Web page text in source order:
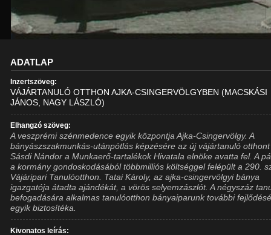
ADATLAP
Inzertszöveg:
VÁJÁRTANULÓ OTTHON AJKA-CSINGERVÖLGYBEN (MACSKÁSI
JÁNOS, NAGY LÁSZLÓ)
Elhangzó szöveg:
A veszprémi szénmedence egyik központja Ajka-Csingervölgy. A
bányászszakmunkás-utánpótlás képzésére az új vájártanuló otthont
Sásdi Nándor a Munkaerő-tartalékok Hivatala elnöke avatta fel. A
a kormány gondoskodásából többmilliós költséggel felépült a 290.
Vájáripari Tanulóotthon. Tatai Károly, az ajka-csingervölgyi bánya
igazgatója átadta ajándékát, a vörös selyemzászlót. A négyszáz
befogadására alkalmas tanulóotthon bányaiparunk további
egyik biztosítéka.
Kivonatos leírás: